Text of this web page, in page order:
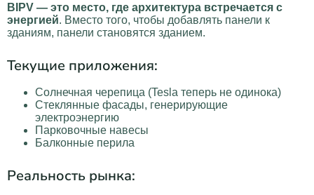
BIPV — это место, где архитектура встречается с
энергией. Вместо того, чтобы добавлять панели к
зданиям, панели становятся зданием.
Текущие приложения:
Солнечная черепица (Tesla теперь не одинока)
Стеклянные фасады, генерирующие
электроэнергию
Парковочные навесы
Балконные перила
Реальность рынка: